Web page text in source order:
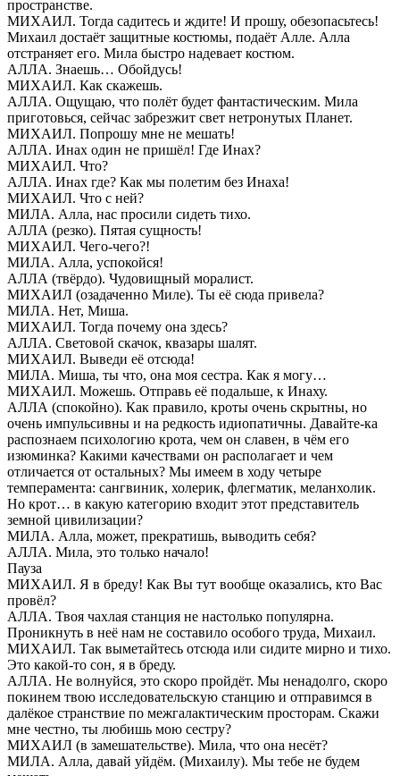
пространстве.
МИХАИЛ. Тогда садитесь и ждите! И прошу, обезопасьтесь!
Михаил достаёт защитные костюмы, подаёт Алле. Алла
отстраняет его. Мила быстро надевает костюм.
АЛЛА. Знаешь… Обойдусь!
МИХАИЛ. Как скажешь.
АЛЛА. Ощущаю, что полёт будет фантастическим. Мила
приготовься, сейчас забрезжит свет нетронутых Планет.
МИХАИЛ. Попрошу мне не мешать!
АЛЛА. Инах один не пришёл! Где Инах?
МИХАИЛ. Что?
АЛЛА. Инах где? Как мы полетим без Инаха!
МИХАИЛ. Что с ней?
МИЛА. Алла, нас просили сидеть тихо.
АЛЛА (резко). Пятая сущность!
МИХАИЛ. Чего-чего?!
МИЛА. Алла, успокойся!
АЛЛА (твёрдо). Чудовищный моралист.
МИХАИЛ (озадаченно Миле). Ты её сюда привела?
МИЛА. Нет, Миша.
МИХАИЛ. Тогда почему она здесь?
АЛЛА. Световой скачок, квазары шалят.
МИХАИЛ. Выведи её отсюда!
МИЛА. Миша, ты что, она моя сестра. Как я могу…
МИХАИЛ. Можешь. Отправь её подальше, к Инаху.
АЛЛА (спокойно). Как правило, кроты очень скрытны, но
очень импульсивны и на редкость идиопатичны. Давайте-ка
распознаем психологию крота, чем он славен, в чём его
изюминка? Какими качествами он располагает и чем
отличается от остальных? Мы имеем в ходу четыре
темперамента: сангвиник, холерик, флегматик, меланхолик.
Но крот… в какую категорию входит этот представитель
земной цивилизации?
МИЛА. Алла, может, прекратишь, выводить себя?
АЛЛА. Мила, это только начало!
Пауза
МИХАИЛ. Я в бреду! Как Вы тут вообще оказались, кто Вас
провёл?
АЛЛА. Твоя чахлая станция не настолько популярна.
Проникнуть в неё нам не составило особого труда, Михаил.
МИХАИЛ. Так выметайтесь отсюда или сидите мирно и тихо.
Это какой-то сон, я в бреду.
АЛЛА. Не волнуйся, это скоро пройдёт. Мы ненадолго, скоро
покинем твою исследовательскую станцию и отправимся в
далёкое странствие по межгалактическим просторам. Скажи
мне честно, ты любишь мою сестру?
МИХАИЛ (в замешательстве). Мила, что она несёт?
МИЛА. Алла, давай уйдём. (Михаилу). Мы тебе не будем